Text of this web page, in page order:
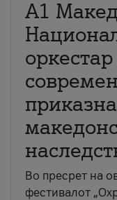
А1
Во пресрет на
фестивалот